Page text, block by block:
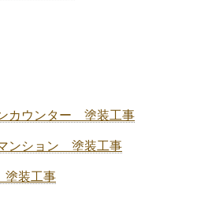
カウンター 塗装工事
ンション 塗装工事
装工事